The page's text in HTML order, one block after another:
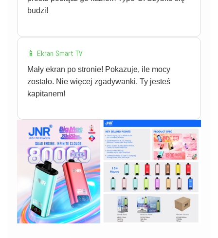
budzi!
📱 Ekran Smart TV
Mały ekran po stronie! Pokazuje, ile mocy
zostało. Nie więcej zgadywanki. Ty jesteś
kapitanem!